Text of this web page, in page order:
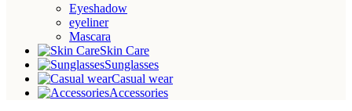
Eyeshadow
eyeliner
Mascara
Skin Care
Sunglasses
Casual wear
Accessories